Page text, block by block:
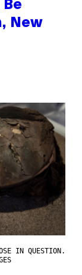
Be
New
IN QUESTION.